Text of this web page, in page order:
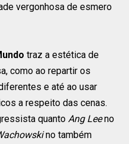
vergonhosa de esmero
traz a estética de
como ao repartir os
e até ao usar
a respeito das cenas.
quanto Ang Leeno
no também